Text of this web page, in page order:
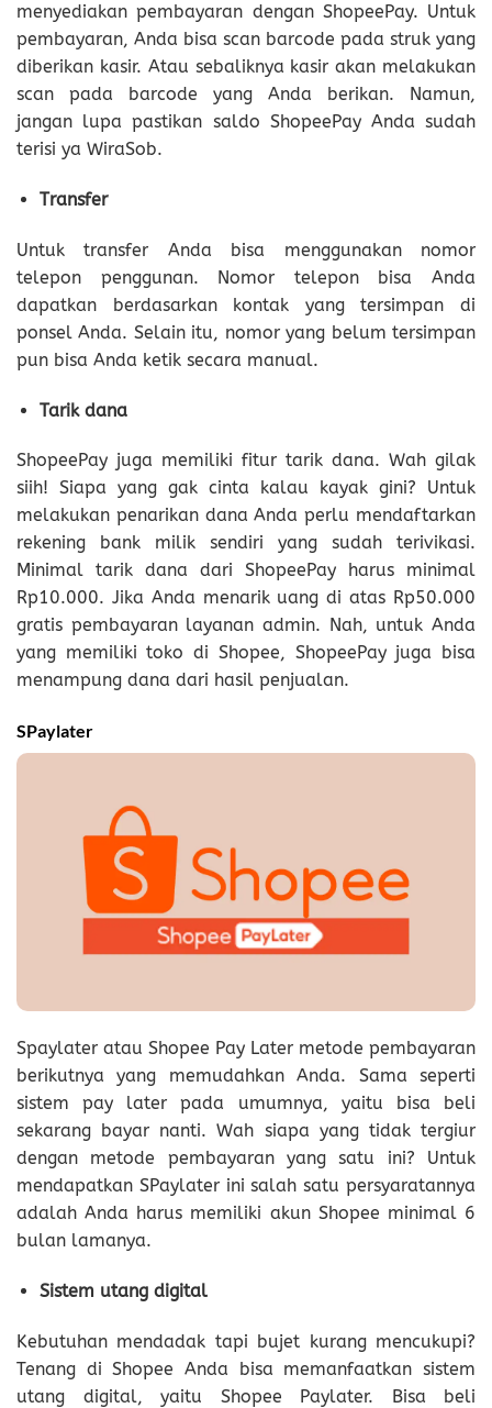
menyediakan pembayaran dengan ShopeePay. Untuk
pembayaran, Anda bisa scan barcode pada struk yang
diberikan kasir. Atau sebaliknya kasir akan melakukan
scan pada barcode yang Anda berikan. Namun,
jangan lupa pastikan saldo ShopeePay Anda sudah
terisi ya WiraSob.
Transfer
Untuk transfer Anda bisa menggunakan nomor
telepon penggunan. Nomor telepon bisa Anda
dapatkan berdasarkan kontak yang tersimpan di
ponsel Anda. Selain itu, nomor yang belum tersimpan
pun bisa Anda ketik secara manual.
Tarik dana
ShopeePay juga memiliki fitur tarik dana. Wah gilak
siih! Siapa yang gak cinta kalau kayak gini? Untuk
melakukan penarikan dana Anda perlu mendaftarkan
rekening bank milik sendiri yang sudah terivikasi.
Minimal tarik dana dari ShopeePay harus minimal
Rp10.000. Jika Anda menarik uang di atas Rp50.000
gratis pembayaran layanan admin. Nah, untuk Anda
yang memiliki toko di Shopee, ShopeePay juga bisa
menampung dana dari hasil penjualan.
SPaylater
Spaylater atau Shopee Pay Later metode pembayaran
berikutnya yang memudahkan Anda. Sama seperti
sistem pay later pada umumnya, yaitu bisa beli
sekarang bayar nanti. Wah siapa yang tidak tergiur
dengan metode pembayaran yang satu ini? Untuk
mendapatkan SPaylater ini salah satu persyaratannya
adalah Anda harus memiliki akun Shopee minimal 6
bulan lamanya.
Sistem utang digital
Kebutuhan mendadak tapi bujet kurang mencukupi?
Tenang di Shopee Anda bisa memanfaatkan sistem
utang digital, yaitu Shopee Paylater. Bisa beli